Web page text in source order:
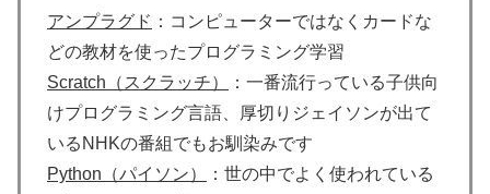
アンプラグド ：コンピューターではなくカードな
どの教材を使ったプログラミング学習
Scratch（スクラッチ）
：一番流行っている子供向
けプログラミング言語、厚切りジェイソンが出て
いるNHKの番組でもお馴染みです
Python（パイソン）
：世の中でよく使われている